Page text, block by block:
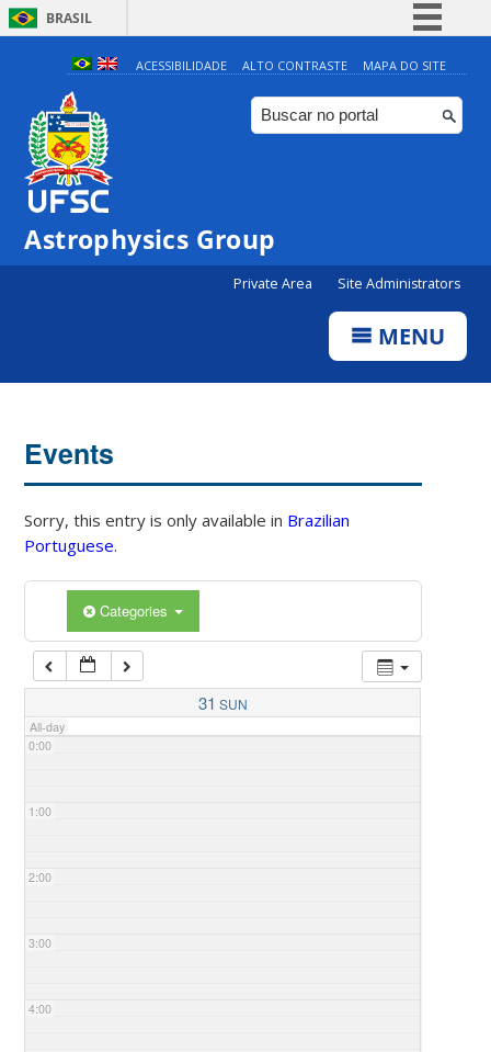
BRASIL
Simplifique!
Comunica BR
Participe
ACESSIBILIDADE ALTO CONTRASTE MAPA DO SITE
Astrophysics Group
Private Area Site Administrators
MENU
Events
Sorry, this entry is only available in Brazilian
Portuguese.
Categories
31 SUN
All-day
0:00
1:00
2:00
3:00
4:00